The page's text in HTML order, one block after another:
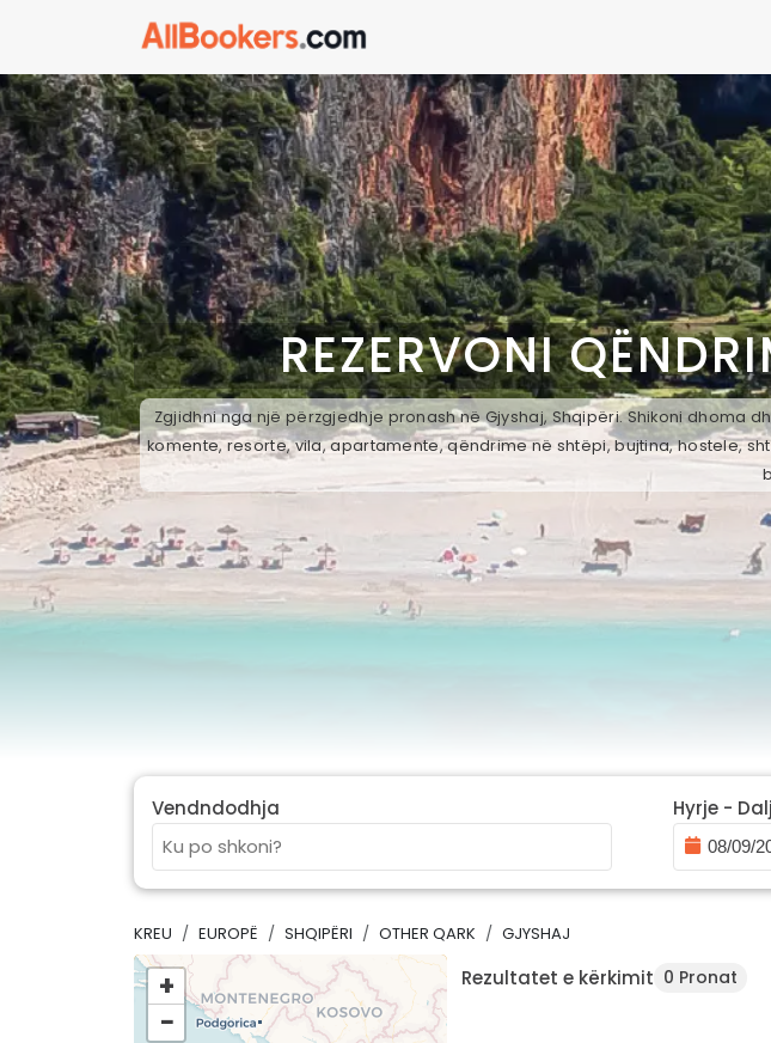
REZERVONI
Zgjidhni nga një përzgjedhje pronash në Gjyshaj, Shqipëri. Shikoni dhoma
komente, resorte, vila, apartamente, qëndrime në shtëpi, bujtina, hostele,
Vendndodhja Hyrje -
KREU EUROPË SHQIPËRI OTHER QARK GJYSHAJ
+
−
Rezultatet e kërkimit 0 Pronat